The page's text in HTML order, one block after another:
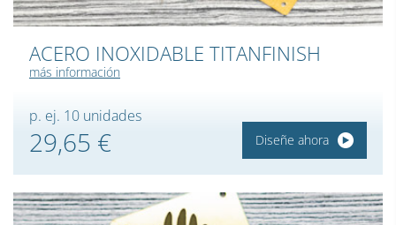
ACERO INOXIDABLE TITANFINISH
más información
p. ej. 10 unidades
29,65 € Diseñe ahora